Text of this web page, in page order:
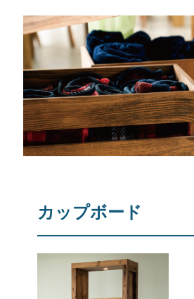
カップボード